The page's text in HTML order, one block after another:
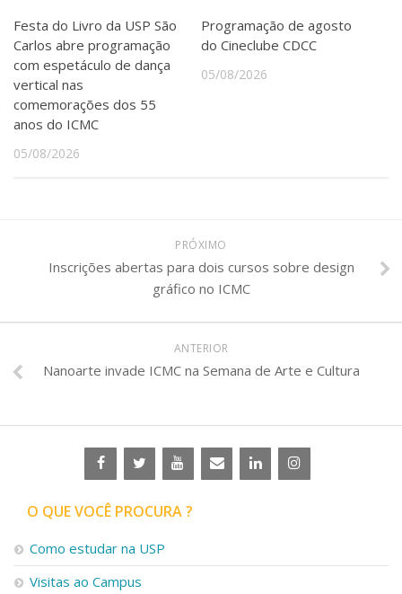
Festa do Livro da USP São
Carlos abre programação
com espetáculo de dança
vertical nas
comemorações dos 55
anos do ICMC
05/08/2026
Programação de agosto
do Cineclube CDCC
05/08/2026
PRÓXIMO
Inscrições abertas para dois cursos sobre design
gráfico no ICMC
ANTERIOR
Nanoarte invade ICMC na Semana de Arte e Cultura
O QUE VOCÊ PROCURA ?
Como estudar na USP
Visitas ao Campus